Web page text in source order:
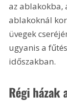
az ablakokba,
ablakoknál
üvegek
ugyanis a
időszakban.
Régi házak